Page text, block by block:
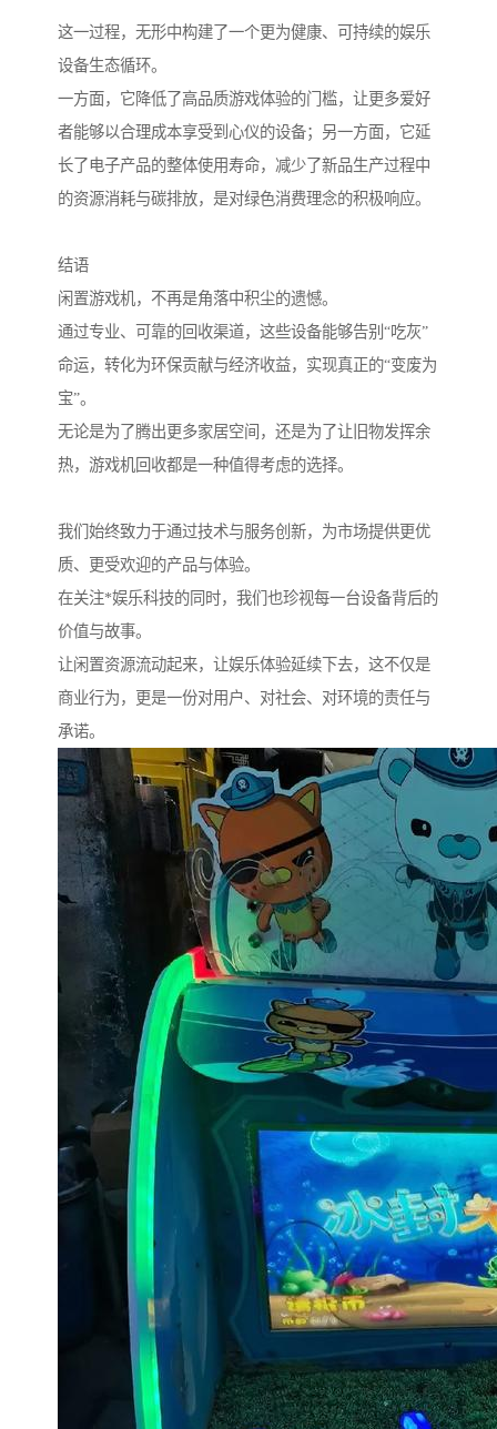
这一过程，无形中构建了一个更为健康、可持续的娱乐
设备生态循环。
一方面，它降低了高品质游戏体验的门槛，让更多爱好
者能够以合理成本享受到心仪的设备；另一方面，它延
长了电子产品的整体使用寿命，减少了新品生产过程中
的资源消耗与碳排放，是对绿色消费理念的积极响应。
结语
闲置游戏机，不再是角落中积尘的遗憾。
通过专业、可靠的回收渠道，这些设备能够告别“吃灰”
命运，转化为环保贡献与经济收益，实现真正的“变废为
宝”。
无论是为了腾出更多家居空间，还是为了让旧物发挥余
热，游戏机回收都是一种值得考虑的选择。
我们始终致力于通过技术与服务创新，为市场提供更优
质、更受欢迎的产品与体验。
在关注*娱乐科技的同时，我们也珍视每一台设备背后的
价值与故事。
让闲置资源流动起来，让娱乐体验延续下去，这不仅是
商业行为，更是一份对用户、对社会、对环境的责任与
承诺。